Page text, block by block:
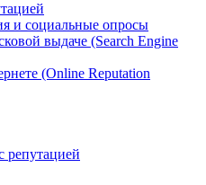
и социальные опросы
выдаче (Search Engine
(Online Reputation
репутацией